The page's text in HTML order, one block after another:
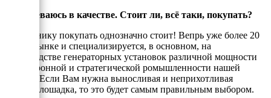
Я сомневаюсь в качестве. Стоит ли, всё таки, покупать?
Эту технику покупать однозначно стоит! Вепрь уже более 20
лет на рынке и специализируется, в основном, на
производстве генераторных установок различной мощности
для оборонной и стратегической ромышленности нашей
страны. Если Вам нужна выносливая и неприхотливая
рабочая лошадка, то это будет самым правильным выбором.